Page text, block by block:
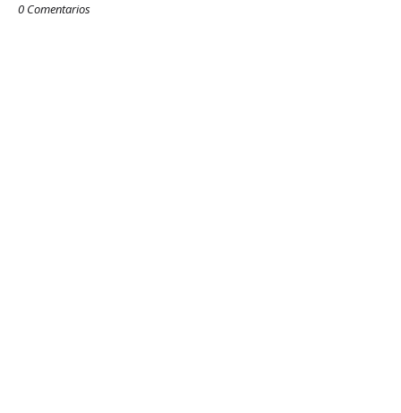
0 Comentarios